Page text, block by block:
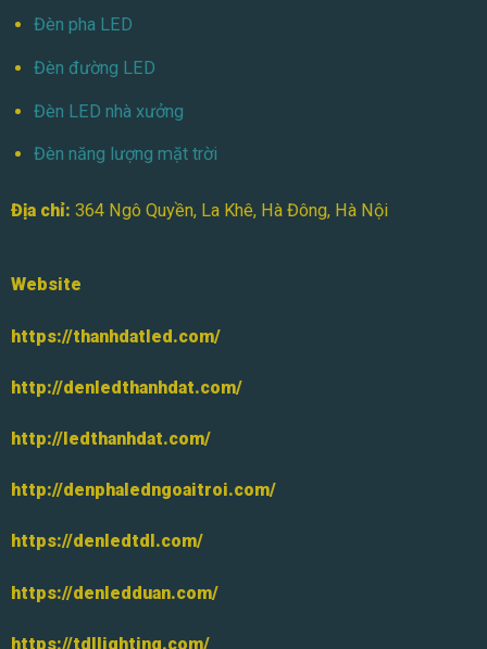
Đèn pha LED
Đèn đường LED
Đèn LED nhà xưởng
Đèn năng lượng mặt trời
Địa chỉ: 364 Ngô Quyền, La Khê, Hà Đông, Hà Nội
Website
https://thanhdatled.com/
http://denledthanhdat.com/
http://ledthanhdat.com/
http://denphaledngoaitroi.com/
https://denledtdl.com/
https://denledduan.com/
https://tdllighting.com/